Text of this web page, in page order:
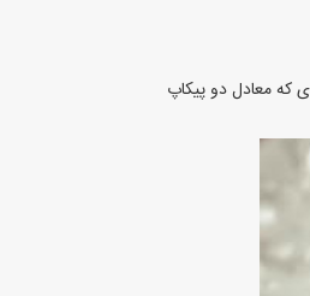
معادل دو پیکاپ